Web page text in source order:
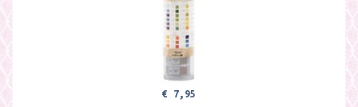
€ 7,95